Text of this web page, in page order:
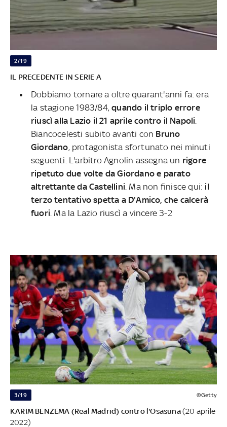
2/19
IL PRECEDENTE IN SERIE A
Dobbiamo tornare a oltre quarant'anni fa: era
la stagione 1983/84, quando il triplo errore
riuscì alla Lazio il 21 aprile contro il Napoli
Biancocelesti subito avanti con Bruno
Giordano, protagonista sfortunato nei minuti
seguenti. L'arbitro Agnolin assegna un rigore
ripetuto due volte da Giordano e parato
altrettante da Castellini . Ma non finisce qui: il
terzo tentativo spetta a D'Amico, che calcerà
fuori . Ma la Lazio riuscì a vincere 3-2
3/19 ©Getty
KARIM BENZEMA (Real Madrid) contro l'Osasuna(20 aprile
2022)